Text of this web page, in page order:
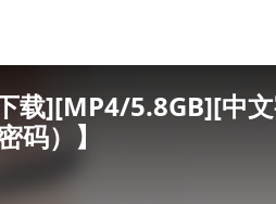
载][MP4/5.8GB][中
码）】